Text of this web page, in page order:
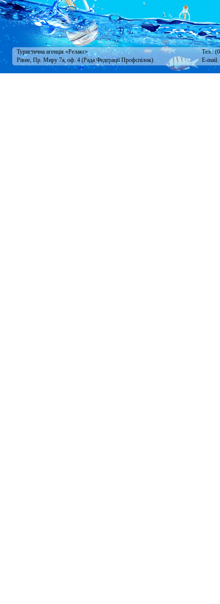
Туристична агенція «Релакс»
Тел.:
Рівне, Пр. Миру 7а, оф. 4 (Рада Федерації Профспілок)
E-mail: